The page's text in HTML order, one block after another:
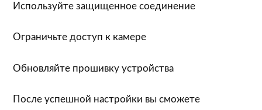
Используйте защищенное соединение
Ограничьте доступ к камере
Обновляйте прошивку устройства
После успешной настройки вы сможете